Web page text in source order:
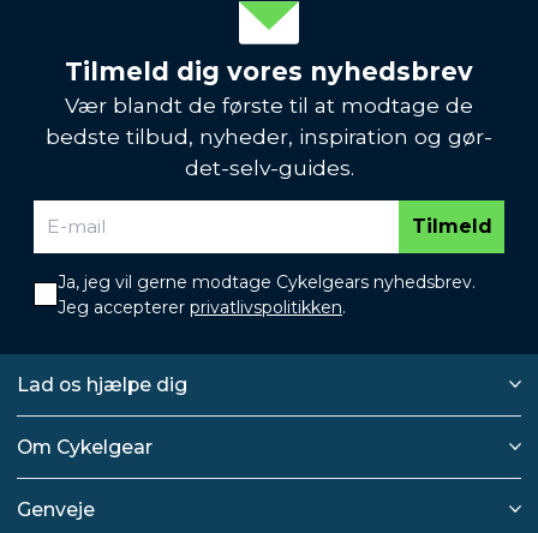
Tilmeld dig vores nyhedsbrev
Vær blandt de første til at modtage de
bedste tilbud, nyheder, inspiration og gør-
det-selv-guides.
Tilmeld
Ja, jeg vil gerne modtage Cykelgears nyhedsbrev.
Jeg accepterer privatlivspolitikken.
Lad os hjælpe dig
Om Cykelgear
Genveje